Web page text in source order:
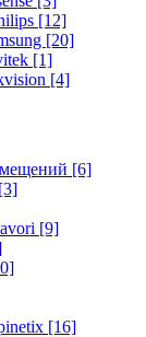
[12]
[20]
[1]
[4]
[6]
[3]
[9]
[16]